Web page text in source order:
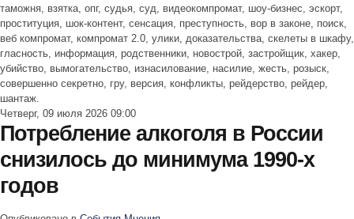
таможня, взятка, опг, судья, суд, видеокомпромат, шоу-бизнес, эскорт,
проституция, шок-контент, сенсация, преступность, вор в законе, поиск,
веб компромат, компромат 2.0, улики, доказательства, скелеты в шкафу,
гласность, информация, родственники, новострой, застройщик, хакер,
убийство, вымогательство, изнасилование, насилие, жесть, розыск,
совершенно секретно, гру, версия, конфликты, рейдерство, рейдер,
шантаж.
Четверг, 09 июля 2026 09:00
Потребление алкоголя в России
снизилось до минимума 1990-х
годов